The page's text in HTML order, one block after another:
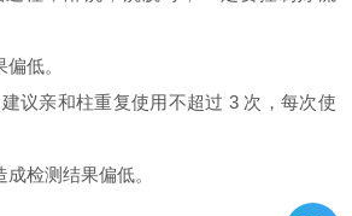
低。
议亲和柱重复使用不超过 3 次，每次使
检测结果偏低。